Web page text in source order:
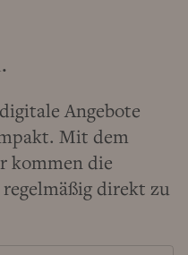
Angebote
Mit dem
kommen die
direkt zu